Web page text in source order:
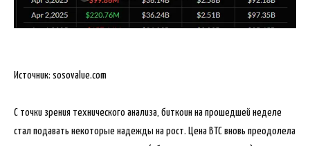
Источник: sosovalue.com
С точки зрения технического анализа, биткоин на прошедшей неделе
стал подавать некоторые надежды на рост. Цена BTC вновь преодолела